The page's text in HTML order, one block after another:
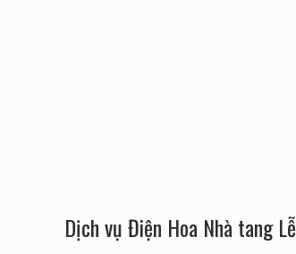
Dịch vụ Điện Hoa Nhà tang Lễ